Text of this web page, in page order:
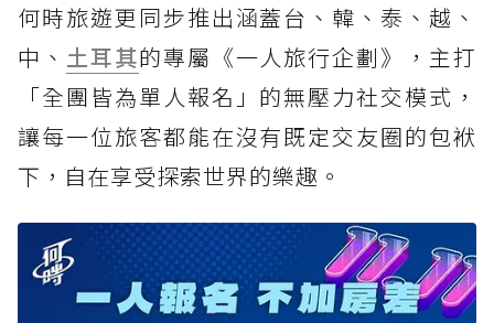
何時旅遊更同步推出涵蓋台、韓、泰、越、
中、 土耳其的專屬《一人旅行企劃》，主打
「全團皆為單人報名」的無壓力社交模式，
讓每一位旅客都能在沒有既定交友圈的包袱
下，自在享受探索世界的樂趣。